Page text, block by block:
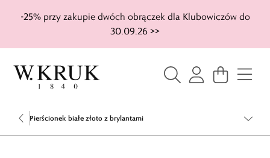
-25% przy zakupie dwóch obrączek dla Klubowiczów do
30.09.26 >>
Pierścionek białe złoto z brylantami